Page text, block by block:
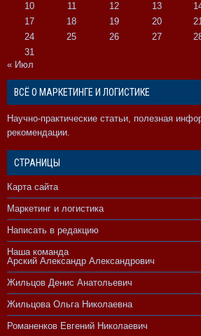
10
11 12 13
17
18 19 20
24
25 26 27
31
« Июл
ВСЁ О МАРКЕТИНГЕ И ЛОГИСТИКЕ
Научно-практические статьи, полезная
рекомендации.
СТРАНИЦЫ
Карта сайта
Маркетинг и логистика
Написать в редакцию
Наша команда
Арский Александр Александрович
Жильцов Денис Анатольевич
Жильцова Ольга Николаевна
Романенков Евгений Николаевич